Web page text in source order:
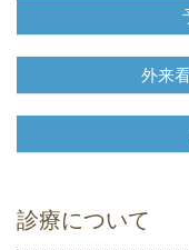
外来
診療について